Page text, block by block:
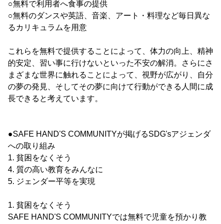
○無料で利用者へ食事の提供
○無料のダンスや英語、音楽、アート・料理など毎日異な
るカリキュラムを用意
これらを無料で提供することによって、体力の向上、精神
的安定、習い事に行けないといった不安の解消。さらにさ
まざまな世界に触れることによって、視野が広がり、自分
の夢の発見、そしてその夢に向けて行動ができる人間に成
長できると考えています。
●SAFE HAND'S COMMUNITYが掲げるSDG'sアジェンダ
への取り組み
1. 貧困をなくそう
4. 質の高い教育をみんなに
5. ジェンダー平等を実現
1. 貧困をなくそう
SAFE HAND'S COMMUNITYでは無料で児童を預かり教